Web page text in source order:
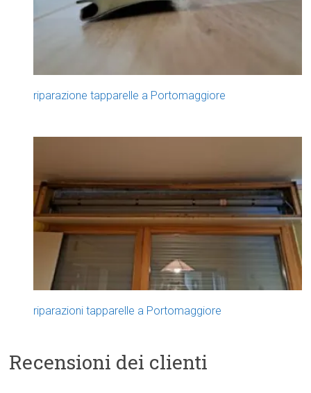
riparazione tapparelle a Portomaggiore
riparazioni tapparelle a Portomaggiore
Recensioni dei clienti